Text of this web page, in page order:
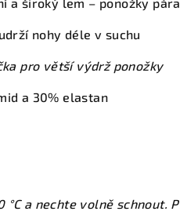
nohy déle v suchu
pro větší výdrž ponožky
a 30% elastan
°C a nechte volně